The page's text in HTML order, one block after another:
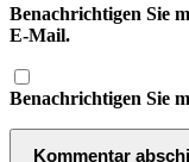
Benachrichtigen Sie
E-Mail.
Benachrichtigen Sie